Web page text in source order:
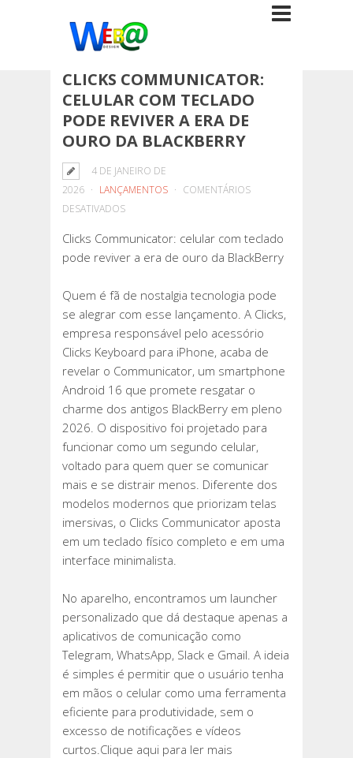
CLICKS COMMUNICATOR:
CELULAR COM TECLADO
PODE REVIVER A ERA DE
OURO DA BLACKBERRY
4 DE JANEIRO DE
2026
LANÇAMENTOS
COMENTÁRIOS
DESATIVADOSEM
COMMUNICATOR:
CELULAR
TECLADO
PODE
REVIVER
A
ERA
DE
OURO
DA
BLACKBERRY
Clicks Communicator: celular com teclado
pode reviver a era de ouro da BlackBerry
Quem é fã de nostalgia tecnologia pode
se alegrar com esse lançamento. A Clicks,
empresa responsável pelo acessório
Clicks Keyboard para iPhone, acaba de
revelar o Communicator, um smartphone
Android 16 que promete resgatar o
charme dos antigos BlackBerry em pleno
2026. O dispositivo foi projetado para
funcionar como um segundo celular,
voltado para quem quer se comunicar
mais e se distrair menos. Diferente dos
modelos modernos que priorizam telas
imersivas, o Clicks Communicator aposta
em um teclado físico completo e em uma
interface minimalista.
No aparelho, encontramos um launcher
personalizado que dá destaque apenas a
aplicativos de comunicação como
Telegram, WhatsApp, Slack e Gmail. A ideia
é simples é permitir que o usuário tenha
em mãos o celular como uma ferramenta
eficiente para produtividade, sem o
excesso de notificações e vídeos
curtos.Clique aqui para ler mais